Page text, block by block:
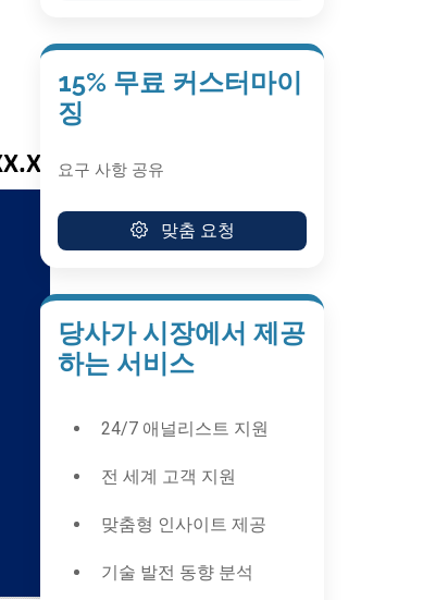
15% 무료 커스터마이
징
요구 사항 공유
맞춤 요청
당사가 시장에서 제공
하는 서비스
24/7 애널리스트 지원
전 세계 고객 지원
맞춤형 인사이트 제공
기술 발전 동향 분석